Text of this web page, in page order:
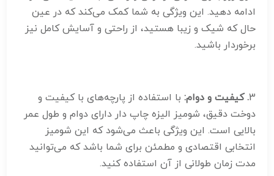
ادامه دهید. این ویژگی به شما کمک می‌کند که در عین
حال که شیک و زیبا هستید، از راحتی و آسایش کامل نیز
برخوردار باشید.
3. کیفیت و دوام: با استفاده از پارچه‌های با کیفیت و
دوخت دقیق، شومیز الیزه چاپ دار دارای دوام و طول عمر
بالایی است. این ویژگی باعث می‌شود که این شومیز
انتخابی اقتصادی و مطمئن برای شما باشد که می‌توانید
مدت زمان طولانی از آن استفاده کنید.